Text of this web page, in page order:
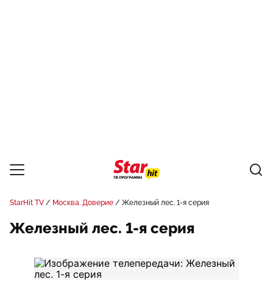
StarHit TV Москва. Доверие Железный лес. 1-я серия
Железный лес. 1-я серия